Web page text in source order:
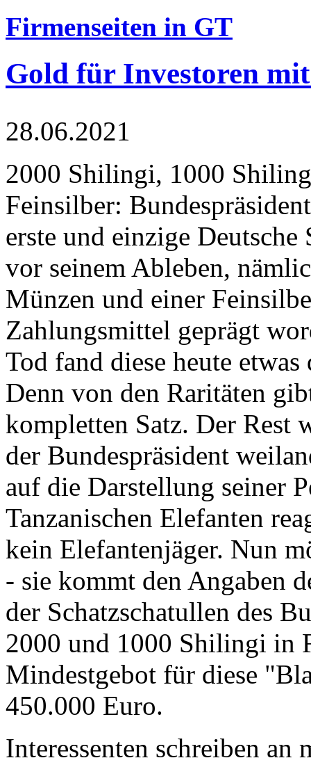
Firmenseiten in GT
Gold für Investoren
28.06.2021
2000 Shilingi, 1000
Feinsilber:
erste und einzige Deutsche
vor seinem Ableben,
Münzen und einer
Zahlungsmittel geprägt
Tod fand diese heute
Denn von den Raritäten
kompletten Satz. Der Rest
der Bundespräsident
auf die Darstellung seiner
Tanzanischen Elefanten
kein Elefantenjäger. Nun
- sie kommt den Angaben
der Schatzschatullen des
2000 und 1000 Shilingi in
Mindestgebot für diese
450.000 Euro.
Interessenten schreiben